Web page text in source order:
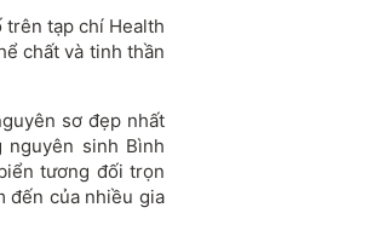
tạp chí Health
chất và tinh thần
sơ đẹp nhất
nguyên sinh Bình
tương đối trọn
đến của nhiều gia